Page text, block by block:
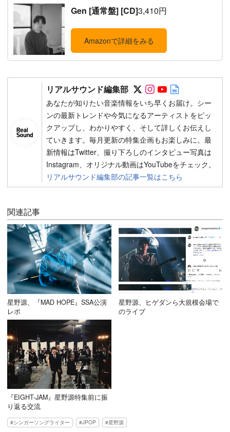
Gen [通常盤] [CD]3,410円
Amazonで詳細をみる
リアルサウンド編集部 Follow on SNS
Follow on SNS
Follow on
あなたが知りたい音楽情報をいち早くお届け。シー
ンの最新トレンドや今気になるアーティストをピッ
クアップし、わかりやすく、そして詳しくお伝えし
ていきます。毎月更新の特集企画もお楽しみに。最
新情報はTwitter、撮り下ろしのインタビュー写真は
Instagram、オリジナル動画はYouTubeをチェック。
リアルサウンド編集部の記事一覧はこちら
関連記事
星野源、『MAD HOPE』SSA公演
レポ
星野源、ヒゲダンら大規模会場で
のライブ
『EIGHT-JAM』星野源特集前に振
り返る交流
シンガーソングライター JPOP 星野源